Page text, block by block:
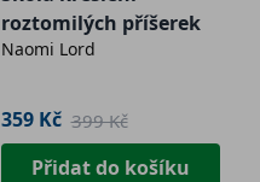
roztomilých příšerek
Naomi Lord
359 Kč 399 Kč
Přidat do košíku